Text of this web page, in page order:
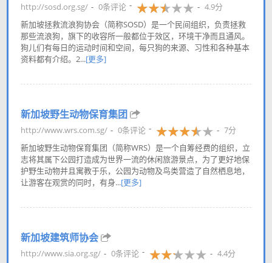
http://sosd.org.sg/ 0条评论
4.9分
新加坡拯救流浪狗协会（简称SOSD）是一个民间组织，负责拯救
那些流浪狗，旗下的收容所一般都位于效区，环境干净而且通风。
狗儿们有每日的运动时间和空间，每只狗的来源、习性和各种基本
资料都有介绍。2...[更多]
新加坡野生动物保育集团
http://www.wrs.com.sg/ 0条评论
7分
新加坡野生动物保育集团（简称WRS）是一个自筹经费的组织，立
志将其属下公园打造成为世界一流的休闲旅游景点，为了更好地保
护野生动物并且寓教于乐，公园为动物及鸟类营造了自然栖息地，
让游客在观赏的同时，有身...[更多]
新加坡建筑师协会
http://www.sia.org.sg/ 0条评论 4.4分